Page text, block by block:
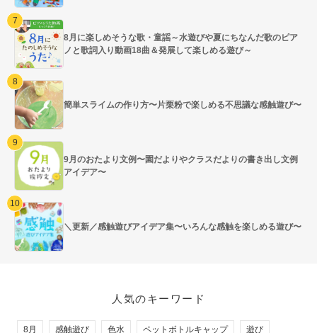
8月に楽しめそうな歌・童謡～水遊びや夏にちなんだ歌のピア
ノと歌詞入り動画18曲＆発展して楽しめる遊び～
簡単スライムの作り方〜片栗粉で楽しめる不思議な感触遊び〜
9月のおたより文例〜園だよりやクラスだよりの書き出し文例
アイデア〜
＼更新／感触遊びアイデア集〜いろんな感触を楽しめる遊び〜
人気のキーワード
8月 感触遊び 色水 ペットボトルキャップ 遊び